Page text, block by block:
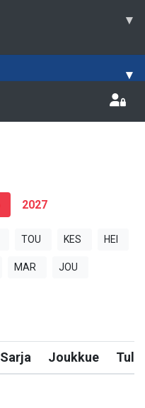
▾
▾
2027
TOU KES HEI
MAR JOU
Sarja Joukkue